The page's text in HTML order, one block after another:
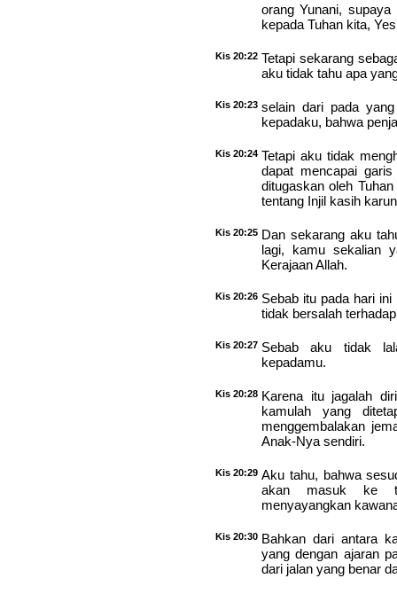
orang Yunani,
kepada Tuhan kita,
Kis 20:22 Tetapi sekarang
aku tidak tahu apa
Kis 20:23 selain dari pada
kepadaku, bahwa
Kis 20:24 Tetapi aku tidak
dapat mencapai
ditugaskan oleh
tentang Injil kasih
Kis 20:25 Dan sekarang aku
lagi, kamu sekalian
Kerajaan Allah.
Kis 20:26 Sebab itu pada hari
tidak bersalah
Kis 20:27 Sebab aku tidak
kepadamu.
Kis 20:28 Karena itu jagalah
kamulah yang
menggembalakan
Anak-Nya sendiri.
Kis 20:29 Aku tahu, bahwa
akan masuk ke
menyayangkan
Kis 20:30 Bahkan dari antara
yang dengan ajaran
dari jalan yang benar